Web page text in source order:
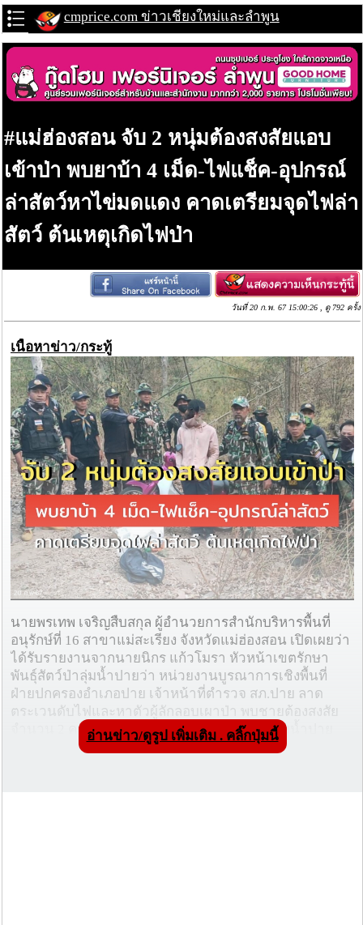
cmprice.com ข่าวเชียงใหม่และลำพูน
#แม่ฮ่องสอน จับ 2 หนุ่มต้องสงสัยแอบ
เข้าป่า พบยาบ้า 4 เม็ด-ไฟแช็ค-อุปกรณ์
ล่าสัตว์หาไข่มดแดง คาดเตรียมจุดไฟล่า
สัตว์ ต้นเหตุเกิดไฟป่า
วันที่ 20 ก.พ. 67 15:00:26 , ดู 792 ครั้ง
เนื้อหาข่าว/กระทู้
นายพรเทพ เจริญสืบสกุล ผู้อำนวยการสำนักบริหารพื้นที่
อนุรักษ์ที่ 16 สาขาแม่สะเรียง จังหวัดแม่ฮ่องสอน เปิดเผยว่า
ได้รับรายงานจากนายนิกร แก้วโมรา หัวหน้าเขตรักษา
พันธุ์สัตว์ป่าลุ่มน้ำปายว่า หน่วยงานบูรณาการเชิงพื้นที่
ฝ่ายปกครองอำเภอปาย เจ้าหน้าที่ตำรวจ สภ.ปาย ลาด
ตระเวนดับไฟและหาตัวผู้ลักลอบเผาป่า พบชายต้องสงสัย
จำนวน 2 คน เข้าพื้นป่าเขตรักษาพันธุ์สัตว์ป่าลุ่มน้ำปาย
โดยไม่ได้รับอนุญาต
อ่านข่าว/ดูรูป เพิ่มเติม . คลิ๊กปุ่มนี้